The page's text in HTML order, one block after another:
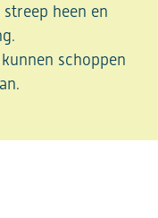
heen en
schoppen